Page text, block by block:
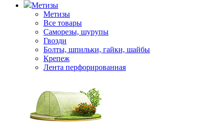
Метизы
Метизы
Все товары
Саморезы, шурупы
Гвозди
Болты, шпильки, гайки, шайбы
Крепеж
Лента перфорированная